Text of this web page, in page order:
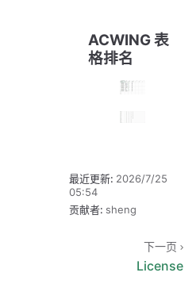
ACWING 表
格排名
最近更新: 2026/7/25
05:54
贡献者: sheng
下一页
License